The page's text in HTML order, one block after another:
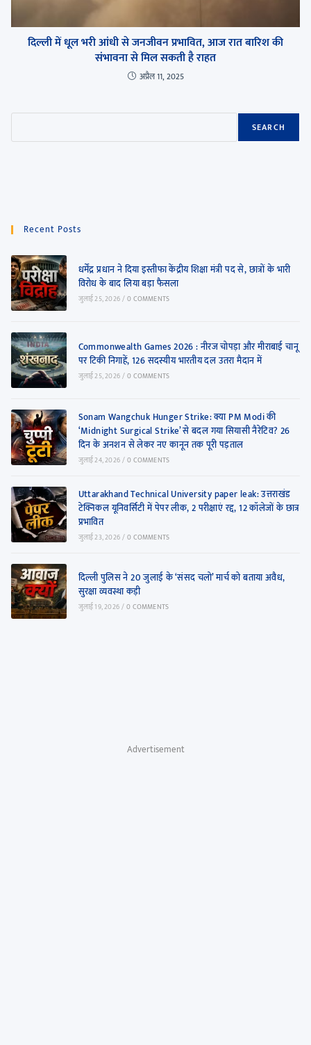
दिल्ली में धूल भरी आंधी से जनजीवन प्रभावित, आज रात बारिश की
संभावना से मिल सकती है राहत
अप्रैल 11, 2025
SEARCH
Recent Posts
धर्मेंद्र प्रधान ने दिया इस्तीफा केंद्रीय शिक्षा मंत्री पद से, छात्रों के भारी
विरोध के बाद लिया बड़ा फैसला
जुलाई 25, 2026/0 COMMENTS
Commonwealth Games 2026 : नीरज चोपड़ा और मीराबाई चानू
पर टिकी निगाहें, 126 सदस्यीय भारतीय दल उतरा मैदान में
जुलाई 25, 2026/0 COMMENTS
Sonam Wangchuk Hunger Strike: क्या PM Modi की
‘Midnight Surgical Strike’ से बदल गया सियासी नैरेटिव? 26
दिन के अनशन से लेकर नए कानून तक पूरी पड़ताल
जुलाई 24, 2026/0 COMMENTS
Uttarakhand Technical University paper leak: उत्तराखंड
टेक्निकल यूनिवर्सिटी में पेपर लीक, 2 परीक्षाएं रद्द, 12 कॉलेजों के छात्र
प्रभावित
जुलाई 23, 2026/0 COMMENTS
दिल्ली पुलिस ने 20 जुलाई के ‘संसद चलो’ मार्च को बताया अवैध,
सुरक्षा व्यवस्था कड़ी
जुलाई 19, 2026/0 COMMENTS
Advertisement